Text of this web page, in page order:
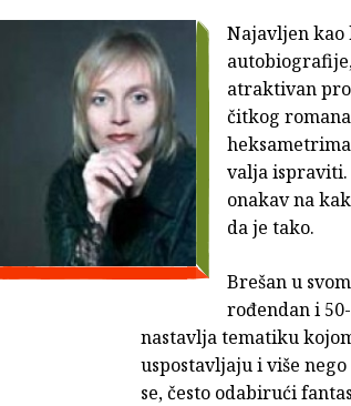
Najavljen kao
atraktivan
čitkog
valja ispraviti.
onakav na
da je tako.
Brešan u
rođendan i
nastavlja tematiku
uspostavljaju i više
se, često odabirući